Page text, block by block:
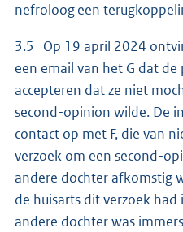
nefroloog een
3.5 Op 19 april 2024
een email van het G dat
accepteren dat ze niet
second-opinion wilde. De
contact op met F, die van
verzoek om een second-
andere dochter afkomstig
de huisarts dit verzoek had
andere dochter was